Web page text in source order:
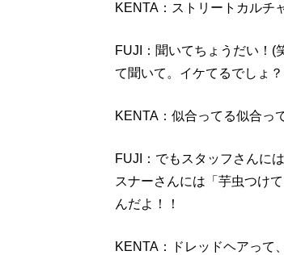
KENTA：ストリートカルチ
FUJI：聞いてちょうだい！(
て聞いて。イケてるでしょ？
KENTA：似合ってる似合っ
FUJI：でもスタッフさんに
スナーさんには「芋虫つけ
んだよ！！
KENTA：ドレッドヘアって